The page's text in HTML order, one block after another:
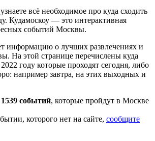
всё необходимое про куда сходить
Кудамоскоу — это интерактивная
событий Москвы.
информацию о лучших развлечениях и
На этой странице перечислены куда
году которые проходят сегодня, либо
например завтра, на этих выходных и
1539 событий, которые пройдут в Москве
которого нет на сайте, сообщите